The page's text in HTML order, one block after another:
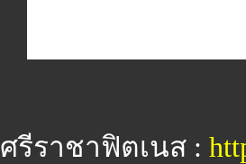
ศรีราชาฟิตเนส :